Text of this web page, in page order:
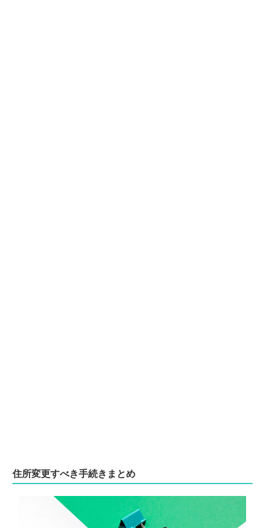
住所変更すべき手続きまとめ